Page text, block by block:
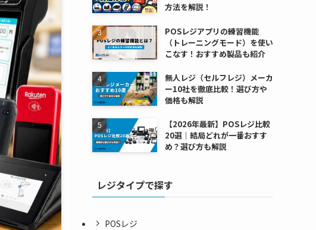
方法を解説！
POSレジアプリの練習機能
（トレーニングモード）を使い
こなす！おすすめ製品も紹介
無人レジ（セルフレジ）メーカ
ー10社を徹底比較！選び方や
価格も解説
【2026年最新】POSレジ比較
20選｜結局どれが一番おすす
め？選び方も解説
レジタイプで探す
POSレジ